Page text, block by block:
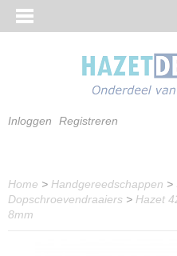
Inloggen Registreren
Home > Handgereedschappen >
Dopschroevendraaiers > Hazet
8mm